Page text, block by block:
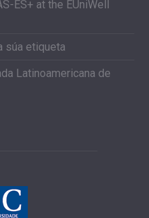
ES+ at the EUniWell
súa etiqueta
Latinoamericana de